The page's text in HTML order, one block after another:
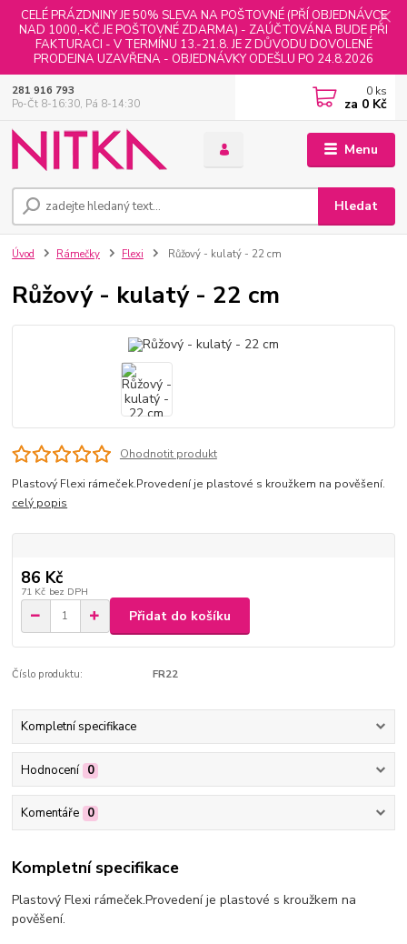
CELÉ PRÁZDNINY JE 50% SLEVA NA POŠTOVNÉ (PŘÍ OBJEDNÁVCE
NAD 1000,-KČ JE POŠTOVNÉ ZDARMA) - ZAÚČTOVÁNA BUDE PŘI
FAKTURACI - V TERMÍNU 13.-21.8. JE Z DŮVODU DOVOLENÉ
PRODEJNA UZAVŘENA - OBJEDNÁVKY ODEŠLU PO 24.8.2026
Menu
Hledat
281 916 793
Po-Čt 8-16:30, Pá 8-14:30
0 ks
za 0 Kč
Úvod Rámečky Flexi Růžový - kulatý - 22 cm
Růžový - kulatý - 22 cm
Ohodnotit produkt
Plastový Flexi rámeček.Provedení je plastové s kroužkem na pověšení.
celý popis
86 Kč
71 Kč bez DPH
Přidat do košíku
Číslo produktu: FR22
Kompletní specifikace
Hodnocení 0
Komentáře 0
Kompletní specifikace
Plastový Flexi rámeček.Provedení je plastové s kroužkem na
pověšení.